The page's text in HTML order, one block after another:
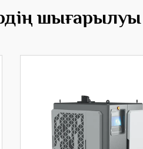
шығарылуы